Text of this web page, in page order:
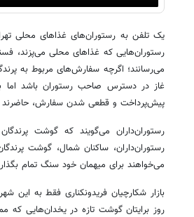
یک تلفن به رستوران‌های غذاهای محلی
می‌رسانند؛ اگرچه سفارش‌های مربوط به
غاز در دسترس صاحب رستوران باشد اما
پیش‌پرداخت و قطعی شدن سفارش، حاضرند
رستوران‌داران می‌گویند که گوشت
رستوران‌داران، ساکنان شمال، گوشت
می‌خواهند برای میهمان خود سنگ تمام
بازار شکارچیان فریدونکناری فقط به این
روز برایتان گوشت تازه در یخدان‌هایی که